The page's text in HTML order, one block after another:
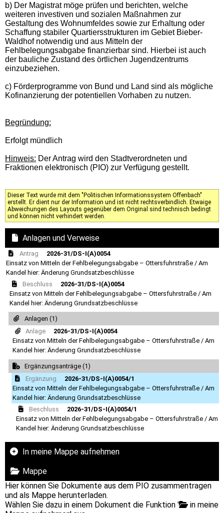
b) Der Magistrat möge prüfen und berichten, welche
weiteren investiven und sozialen Maßnahmen zur
Gestaltung des Wohnumfeldes sowie zur Erhaltung oder
Schaffung stabiler Quartiersstrukturen im Gebiet Bieber-
Waldhof notwendig und aus Mitteln der
Fehlbelegungsabgabe finanzierbar sind. Hierbei ist auch
der bauliche Zustand des örtlichen Jugendzentrums
einzubeziehen.
c) Förderprogramme von Bund und Land sind als mögliche
Kofinanzierung der potentiellen Vorhaben zu nutzen.
Begründung:
Erfolgt mündlich
Hinweis: Der Antrag wird den Stadtverordneten und
Fraktionen elektronisch (PIO) zur Verfügung gestellt.
Dieser Text wurde mit dem "Politischen Informationssystem Offenbach"
erstellt. Er dient nur der Information und ist nicht rechtsverbindlich. Etwaige
Abweichungen des Layouts gegenüber dem Original sind technisch bedingt
und können nicht verhindert werden.
Anlagen und Verweise
Antrag
2026-31/DS-I(A)0054
Einsatz von Mitteln der Fehlbelegungsabgabe – Ottersfuhrstraße / Am
Kandel hier: Änderung Grundsatzbeschlüsse
Beschluss
2026-31/DS-I(A)0054
Einsatz von Mitteln der Fehlbelegungsabgabe – Ottersfuhrstraße / Am
Kandel hier: Änderung Grundsatzbeschlüsse
Anlagen (1)
Anlage
2026-31/DS-I(A)0054
Einsatz von Mitteln der Fehlbelegungsabgabe – Ottersfuhrstraße / Am
Kandel hier: Änderung Grundsatzbeschlüsse
Ergänzungsanträge (1)
Ergänzung
2026-31/DS-I(A)0054/1
Einsatz von Mitteln der Fehlbelegungsabgabe – Ottersfuhrstraße / Am
Kandel hier: Änderung Grundsatzbeschlüsse
Beschluss
2026-31/DS-I(A)0054/1
Einsatz von Mitteln der Fehlbelegungsabgabe – Ottersfuhrstraße / Am
Kandel hier: Änderung Grundsatzbeschlüsse
In meine Mappe aufnehmen
Mappe
Hier können Sie Dokumente aus dem PIO zusammentragen
und als Mappe herunterladen.
Wählen Sie dazu in einem Dokument die Funktion '
in meine